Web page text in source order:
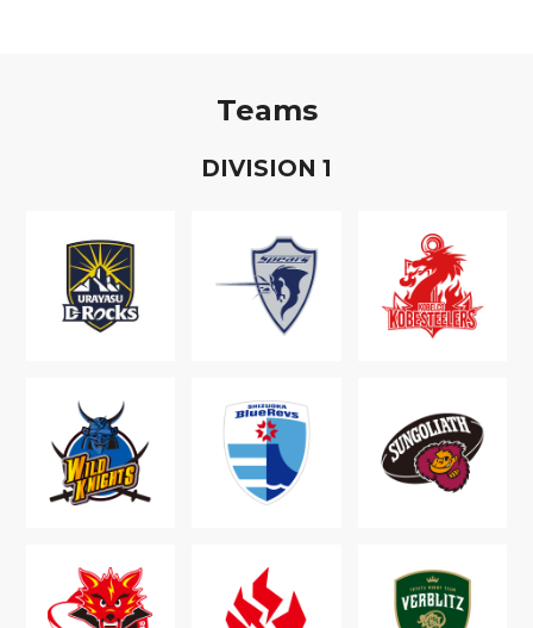
Teams
DIVISION 1